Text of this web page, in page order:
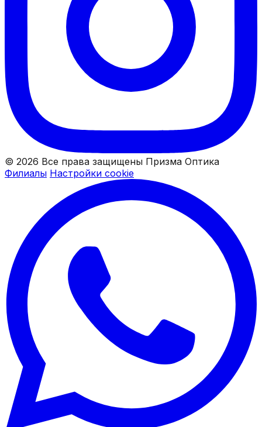
© 2026 Все права защищены Призма Оптика
Филиалы Настройки cookie